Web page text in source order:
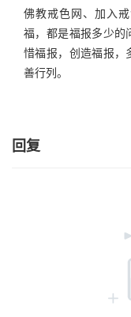
佛教戒色网、加入
福，都是福报多少的
惜福报，创造福报，
善行列。
回复